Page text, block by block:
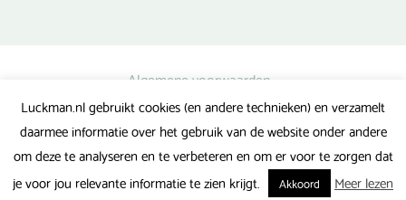
Algemene voorwaarden
Privacy verklaring
Veel gestelde vragen
Luckman.nl gebruikt cookies (en andere technieken) en verzamelt
daarmee informatie over het gebruik van de website onder andere
om deze te analyseren en te verbeteren en om er voor te zorgen dat
je voor jou relevante informatie te zien krijgt.
Akkoord Meer lezen